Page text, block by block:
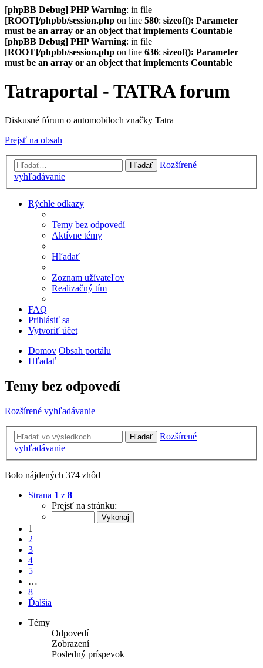
[phpBB Debug] PHP Warning: in file
[ROOT]/phpbb/session.php on line 580: sizeof(): Parameter
must be an array or an object that implements Countable
[phpBB Debug] PHP Warning: in file
[ROOT]/phpbb/session.php on line 636: sizeof(): Parameter
must be an array or an object that implements Countable
Tatraportal - TATRA forum
Diskusné fórum o automobiloch značky Tatra
Prejsť na obsah
Hľadať
Rozšírené
vyhľadávanie
Rýchle odkazy
Temy bez odpovedí
Aktívne témy
Hľadať
Zoznam užívateľov
Realizačný tím
FAQ
Prihlásiť sa
Vytvoriť účet
Domov Obsah portálu
Hľadať
Temy bez odpovedí
Rozšírené vyhľadávanie
Hľadať
Rozšírené
vyhľadávanie
Bolo nájdených 374 zhôd
Strana 1 z 8
Prejsť na stránku:
1
2
3
4
5
…
8
Ďalšia
Témy
Odpovedí
Zobrazení
Posledný príspevok